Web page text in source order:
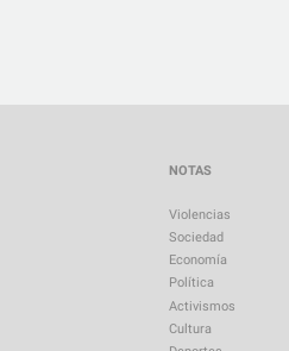
NOTAS
Violencias
Sociedad
Economía
Política
Activismos
Cultura